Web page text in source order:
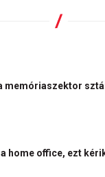
memóriaszektor
a home office, ezt